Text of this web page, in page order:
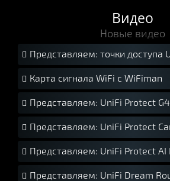
Видео
Новые видео
Представляем: точки доступа
Карта сигнала WiFi с WiFiman
Представляем: UniFi Protect
Представляем: UniFi Protect
Представляем: UniFi Protect
Представляем: UniFi Dream